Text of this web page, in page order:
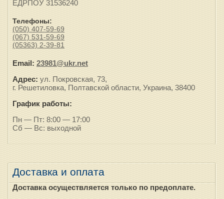
ЕДРПОУ 31536240
Телефоны:
(050) 407-59-69
(067) 531-59-69
(05363) 2-39-81
Email: 23981@ukr.net
Адрес: ул. Покровская, 73,
г. Решетиловка, Полтавской области, Украина, 38400
График работы:
Пн — Пт: 8:00 — 17:00
Сб — Вс: выходной
Доставка и оплата
Доставка осуществляется только по предоплате.